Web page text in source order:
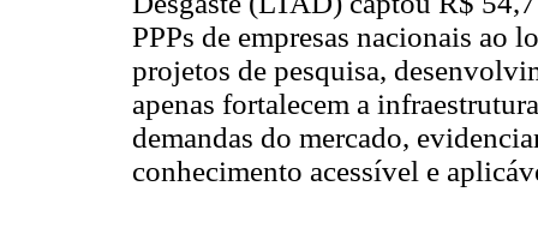
PPPs de empresas nacionais ao
projetos de pesquisa,
apenas fortalecem a
demandas do mercado,
conhecimento acessível e